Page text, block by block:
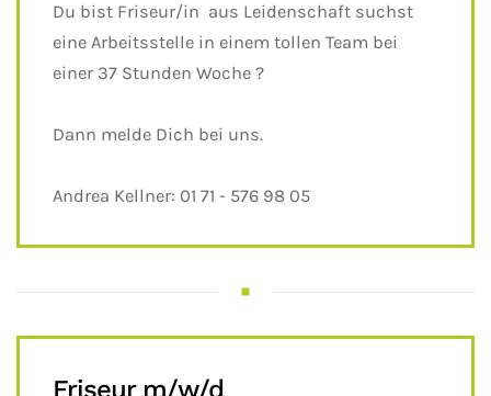
Du bist Friseur/in aus Leidenschaft suchst
eine Arbeitsstelle in einem tollen Team bei
einer 37 Stunden Woche ?
Dann melde Dich bei uns.
Andrea Kellner: 01 71 - 576 98 05
Friseur m/w/d